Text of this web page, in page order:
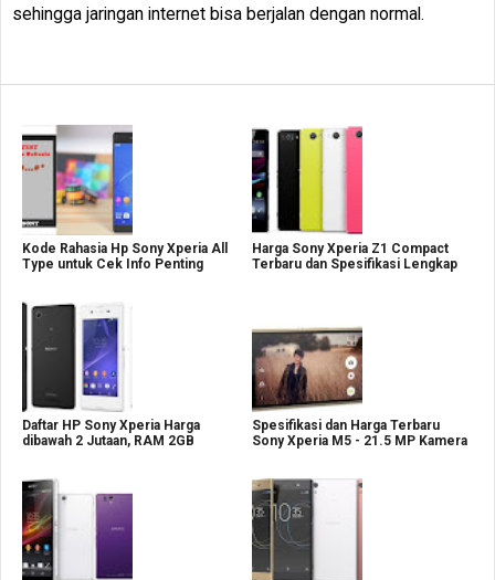
sehingga jaringan internet bisa berjalan dengan normal.
Kode Rahasia Hp Sony Xperia All
Type untuk Cek Info Penting
Harga Sony Xperia Z1 Compact
Terbaru dan Spesifikasi Lengkap
Daftar HP Sony Xperia Harga
dibawah 2 Jutaan, RAM 2GB
Spesifikasi dan Harga Terbaru
Sony Xperia M5 - 21.5 MP Kamera